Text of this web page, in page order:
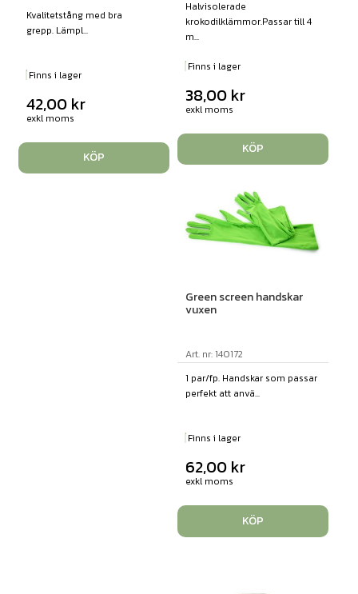
Kvalitetstång med bra
grepp. Lämpl...
Finns i lager
42,00 kr
exkl moms
KÖP
Halvisolerade
krokodilklämmor.Passar till 4
m...
Finns i lager
38,00 kr
exkl moms
KÖP
Green screen handskar
vuxen
Art. nr: 140172
1 par/fp. Handskar som passar
perfekt att anvä...
Finns i lager
62,00 kr
exkl moms
KÖP